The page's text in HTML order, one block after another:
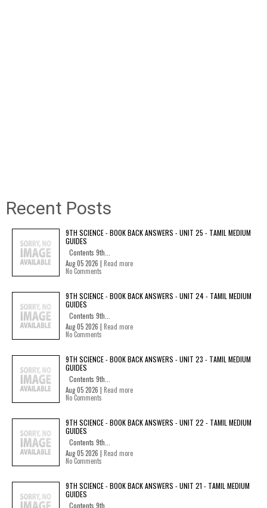
Recent Posts
9TH SCIENCE - BOOK BACK ANSWERS - UNIT 25 - TAMIL MEDIUM
GUIDES
Contents 9th...
Aug 05 2026 | Read more
No Comments
9TH SCIENCE - BOOK BACK ANSWERS - UNIT 24 - TAMIL MEDIUM
GUIDES
Contents 9th...
Aug 05 2026 | Read more
No Comments
9TH SCIENCE - BOOK BACK ANSWERS - UNIT 23 - TAMIL MEDIUM
GUIDES
Contents 9th...
Aug 05 2026 | Read more
No Comments
9TH SCIENCE - BOOK BACK ANSWERS - UNIT 22 - TAMIL MEDIUM
GUIDES
Contents 9th...
Aug 05 2026 | Read more
No Comments
9TH SCIENCE - BOOK BACK ANSWERS - UNIT 21 - TAMIL MEDIUM
GUIDES
Contents 9th...